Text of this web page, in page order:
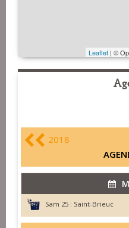
Leaflet | ©
2018
Sam 25 : Saint-Brieuc